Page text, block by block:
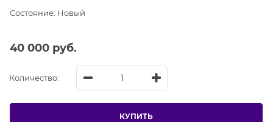
Состояние: Новый
40 000 руб.
Количество:
КУПИТЬ